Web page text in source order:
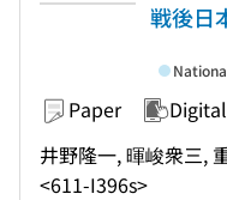
戦後日
Paper Digital
井野隆一, 暉峻衆三,
<611-I396s>